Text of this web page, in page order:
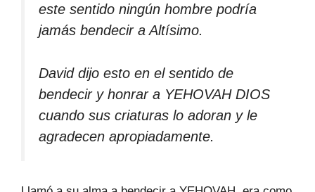
este sentido ningún hombre podría
jamás bendecir a Altísimo.
David dijo esto en el sentido de
bendecir y honrar a YEHOVAH DIOS
cuando sus criaturas lo adoran y le
agradecen apropiadamente.